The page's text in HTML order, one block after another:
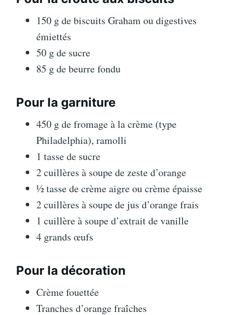
150 g de biscuits Graham ou digestives
émiettés
50 g de sucre
85 g de beurre fondu
Pour la garniture
450 g de fromage à la crème (type
Philadelphia), ramolli
1 tasse de sucre
2 cuillères à soupe de zeste d’orange
½ tasse de crème aigre ou crème épaisse
2 cuillères à soupe de jus d’orange frais
1 cuillère à soupe d’extrait de vanille
4 grands œufs
Pour la décoration
Crème fouettée
Tranches d’orange fraîches